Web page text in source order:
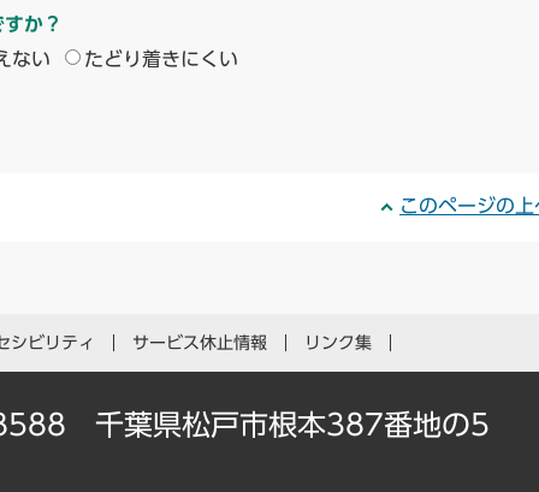
か？
ない
たどり着きにくい
このページの上
シビリティ サービス休止情報 リンク集
千葉県松戸市根本387番地の5